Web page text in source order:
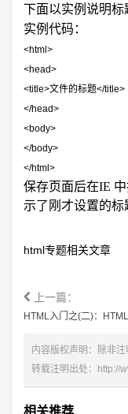
下面以实例说明标
实例代码：
<html>
<head>
<title>文件的标题</title>
</head>
<body>
</body>
</html>
保存页面后在IE
示了刚才设置的标
html专题相关文章
上一篇：
HTML入门之(二)：
内容版权声明：除非注
转载注明出处： http://
相关推荐